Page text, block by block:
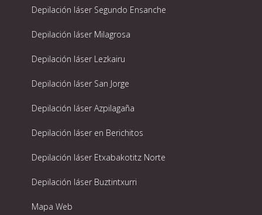
Depilación láser Segundo Ensanche
Depilación láser Milagrosa
Depilación láser Lezkairu
Depilación láser San Jorge
Depilación láser Azpilagaña
Depilación láser en Berichitos
Depilación láser Etxabakotitz Norte
Depilación láser Buztintxurri
Mapa Web